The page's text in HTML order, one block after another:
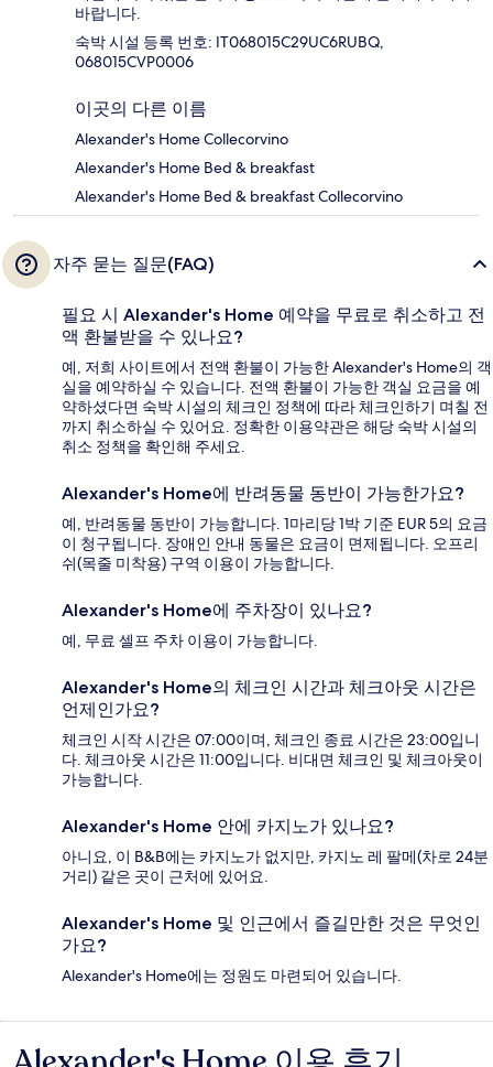
바랍니다.
숙박 시설 등록 번호: IT068015C29UC6RUBQ,
068015CVP0006
이곳의 다른 이름
Alexander's Home Collecorvino
Alexander's Home Bed & breakfast
Alexander's Home Bed & breakfast Collecorvino
자주 묻는 질문(FAQ)
필요 시 Alexander's Home 예약을 무료로 취소하고 전
액 환불받을 수 있나요?
예, 저희 사이트에서 전액 환불이 가능한 Alexander's Home의 객
실을 예약하실 수 있습니다. 전액 환불이 가능한 객실 요금을 예
약하셨다면 숙박 시설의 체크인 정책에 따라 체크인하기 며칠 전
까지 취소하실 수 있어요. 정확한 이용약관은 해당 숙박 시설의
취소 정책을 확인해 주세요.
Alexander's Home에 반려동물 동반이 가능한가요?
예, 반려동물 동반이 가능합니다. 1마리당 1박 기준 EUR 5의 요금
이 청구됩니다. 장애인 안내 동물은 요금이 면제됩니다. 오프리
쉬(목줄 미착용) 구역 이용이 가능합니다.
Alexander's Home에 주차장이 있나요?
예, 무료 셀프 주차 이용이 가능합니다.
Alexander's Home의 체크인 시간과 체크아웃 시간은
언제인가요?
체크인 시작 시간은 07:00이며, 체크인 종료 시간은 23:00입니
다. 체크아웃 시간은 11:00입니다. 비대면 체크인 및 체크아웃이
가능합니다.
Alexander's Home 안에 카지노가 있나요?
아니요, 이 B&B에는 카지노가 없지만, 카지노 레 팔메(차로 24분
거리) 같은 곳이 근처에 있어요.
Alexander's Home 및 인근에서 즐길만한 것은 무엇인
가요?
Alexander's Home에는 정원도 마련되어 있습니다.
이